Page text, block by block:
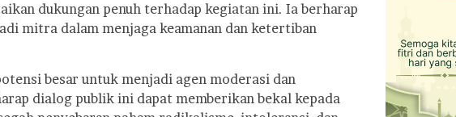
dukungan penuh terhadap kegiatan ini. Ia berharap
mitra dalam menjaga keamanan dan ketertiban
besar untuk menjadi agen moderasi dan
dialog publik ini dapat memberikan bekal kepada